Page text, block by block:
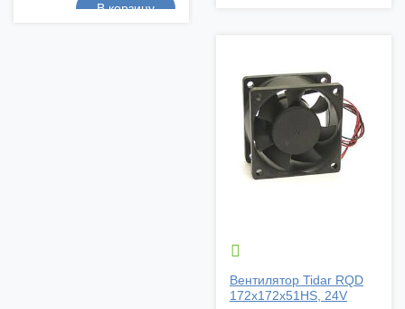

Вентилятор Tidar RQD
172x172x51HS, 24V